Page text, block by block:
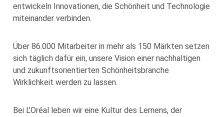
entwickeln Innovationen, die Schönheit und Technologie
miteinander verbinden.
Über 86.000 Mitarbeiter in mehr als 150 Märkten setzen
sich täglich dafür ein, unsere Vision einer nachhaltigen
und zukunftsorientierten Schönheitsbranche
Wirklichkeit werden zu lassen.
Bei L’Oréal leben wir eine Kultur des Lernens, der